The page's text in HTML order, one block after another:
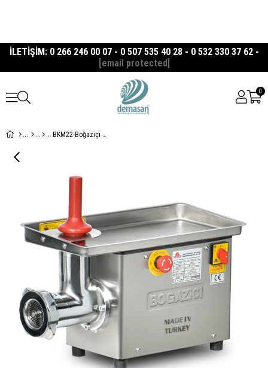
İLETİŞİM: 0 266 246 00 07 - 0 507 535 40 28 - 0 532 330 37 62 -
[email protected]
0
BKM22-Boğaziçi 22 No Paslanmaz Kıyma Makinesi